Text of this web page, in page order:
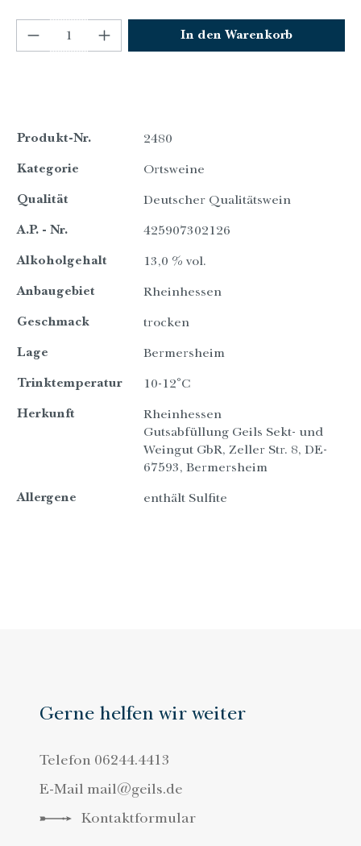
Produkt Anzahl: Gib den gewünschten
In den Warenkorb
Produkt-Nr. 2480
Kategorie Ortsweine
Qualität Deutscher Qualitätswein
A.P. - Nr. 425907302126
Alkoholgehalt 13,0 % vol.
Anbaugebiet Rheinhessen
Geschmack trocken
Lage Bermersheim
Trinktemperatur 10-12°C
Herkunft
Rheinhessen
Gutsabfüllung Geils Sekt- und
Weingut GbR, Zeller Str. 8, DE-
67593, Bermersheim
Allergene enthält Sulfite
Gerne helfen wir weiter
Telefon 06244.4413
E-Mail mail@geils.de
Kontaktformular